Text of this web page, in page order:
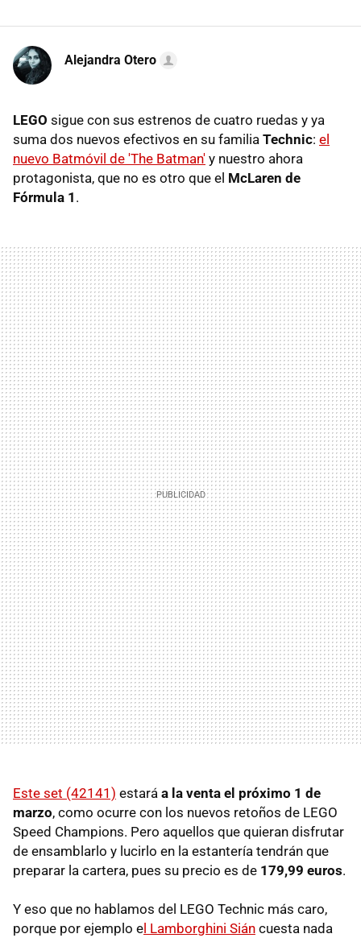
Alejandra Otero
LEGO sigue con sus estrenos de cuatro ruedas y ya
suma dos nuevos efectivos en su familia Technic: el
nuevo Batmóvil de 'The Batman' y nuestro ahora
protagonista, que no es otro que el McLaren de
Fórmula 1 .
Este set (42141) estará a la venta el próximo 1 de
marzo, como ocurre con los nuevos retoños de LEGO
Speed Champions. Pero aquellos que quieran disfrutar
de ensamblarlo y lucirlo en la estantería tendrán que
preparar la cartera, pues su precio es de 179,99 euros.
Y eso que no hablamos del LEGO Technic más caro,
porque por ejemplo el Lamborghini Sián cuesta nada